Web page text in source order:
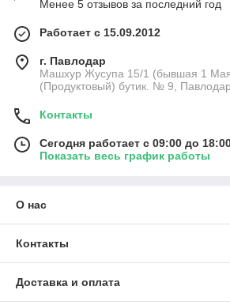
Менее 5 отзывов за последний год
Работает с 15.09.2012
г. Павлодар
Машхур Жусупа 15/1 (бывшая 1
(Продуктовый) бутик. № 9,
Контакты
Сегодня работает с 09:00 до
Показать весь график работы
О нас
Контакты
Доставка и оплата